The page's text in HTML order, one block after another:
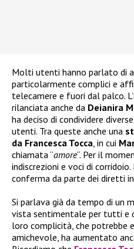
Molti utenti hanno parlato di
particolarmente complici e
telecamere e fuori dal palco.
rilanciata anche da Deianira
ha deciso di condividere
utenti. Tra queste anche una
da Francesca Tocca , in cui
chiamata “amore“. Per il
indiscrezioni e voci di
conferma da parte dei diretti
Si parlava già da tempo di un
vista sentimentale per tutti e
loro complicità, che potrebbe
amichevole, ha aumentato